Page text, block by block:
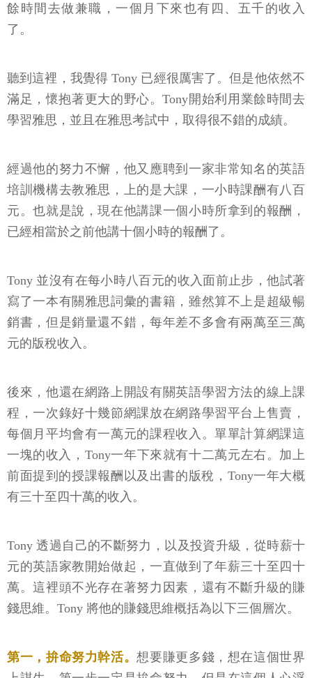
餘時間去做兼職，一個月下來也有四、五千的收入
了。
聽到這裡，我覺得 Tony 已經很厲害了。但是他依然不
滿足，懷抱著更大的野心。Tony開始利用業餘時間去
學習雅思，並且在雅思考試中，取得很不錯的成績。
經過他的努力不懈，他又應聘到一家非常知名的英語
培訓機構去教雅思，上的是大課，一小時課酬有八百
元。也就是說，現在他講課一個小時所拿到的報酬，
已經相當於之前他講十個小時的報酬了。
Tony 並沒有在每小時八百元的收入面前止步，他試著
寫了一本有關雅思詞彙的書籍，雖然算不上是超級暢
銷書，但是銷量還不錯，每年差不多會有兩萬至三萬
元的版稅收入。
後來，他還在網路上開設有關英語學習方法的線上課
程，一次錄好十幾節網課放在網路學習平台上售賣，
每個月平均會有一萬元的課程收入。單單計算網課這
一塊的收入，Tony一年下來就有十二萬元左右。加上
前面提到的授課報酬以及出書的版稅，Tony一年大概
有三十至四十萬的收入。
Tony 透過自己的不斷努力，以及投資升級，從時薪十
元的英語家教開始做起，一直做到了年薪三十至四十
萬。這裡頭不光存在著努力因素，還有不斷升級的賺
錢思維。Tony 將他的賺錢思維概括為以下三個層次。
第一，拚命努力幹活。想要賺更多錢，想在這個世界